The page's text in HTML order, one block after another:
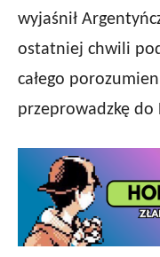
wyjaśnił
ostatniej chwili
całego
przeprowadzkę do